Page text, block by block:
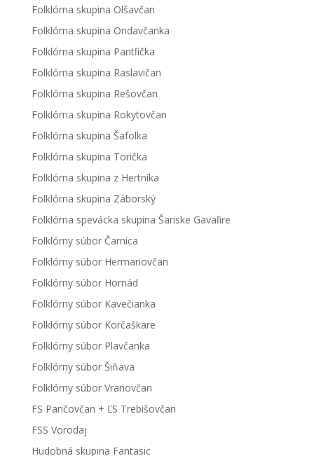
Folklórna skupina Olšavčan
Folklórna skupina Ondavčanka
Folklórna skupina Pantľička
Folklórna skupina Raslavičan
Folklórna skupina Rešovčan
Folklórna skupina Rokytovčan
Folklórna skupina Šafolka
Folklórna skupina Torička
Folklórna skupina z Hertníka
Folklórna skupina Záborský
Folklórna spevácka skupina Šariske Gavaľire
Folklórny súbor Čarnica
Folklórny súbor Hermanovčan
Folklórny súbor Hornád
Folklórny súbor Kavečianka
Folklórny súbor Korčaškare
Folklórny súbor Plavčanka
Folklórny súbor Šiňava
Folklórny súbor Vranovčan
FS Paričovčan + ĽS Trebišovčan
FSS Vorodaj
Hudobná skupina Fantasic